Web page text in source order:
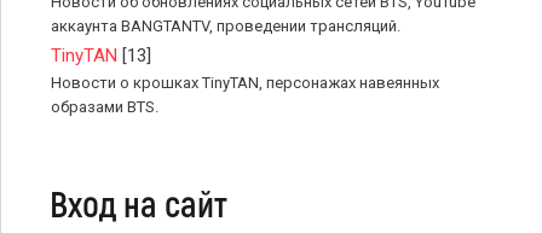
аккаунта BANGTANTV, проведении трансляций.
TinyTAN [13]
Новости о крошках TinyTAN, персонажах навеянных
образами BTS.
Вход на сайт